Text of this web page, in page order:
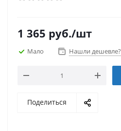
1 365 руб./шт
Мало Нашли дешевле?
Поделиться